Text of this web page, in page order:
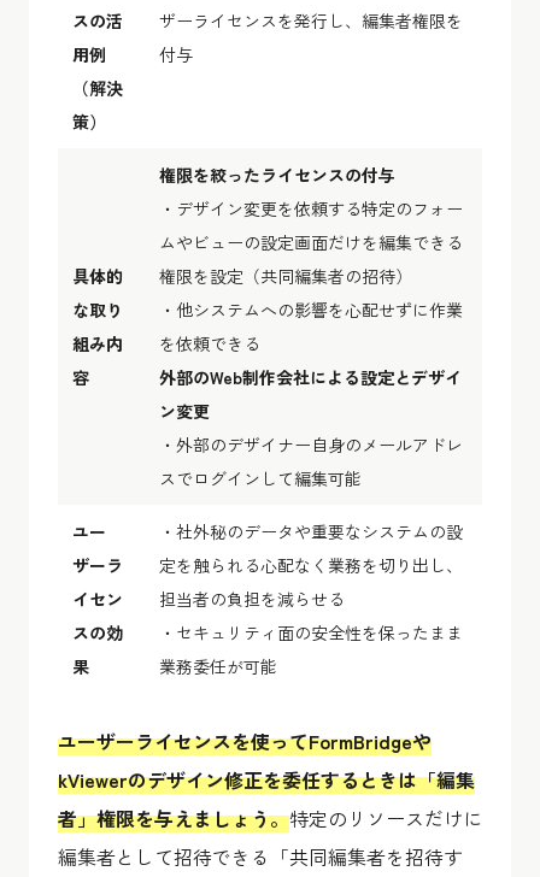
スの活
用例
（解決
策）
ザーライセンスを発行し、編集者権限を
付与
具体的
な取り
組み内
容
権限を絞ったライセンスの付与
・デザイン変更を依頼する特定のフォー
ムやビューの設定画面だけを編集できる
権限を設定（共同編集者の招待）
・他システムへの影響を心配せずに作業
を依頼できる
外部のWeb制作会社による設定とデザイ
ン変更
・外部のデザイナー自身のメールアドレ
スでログインして編集可能
ユー
ザーラ
イセン
スの効
果
・社外秘のデータや重要なシステムの設
定を触られる心配なく業務を切り出し、
担当者の負担を減らせる
・セキュリティ面の安全性を保ったまま
業務委任が可能
ユーザーライセンスを使ってFormBridgeや
kViewerのデザイン修正を委任するときは「編集
者」権限を与えましょう。特定のリソースだけに
編集者として招待できる「共同編集者を招待す